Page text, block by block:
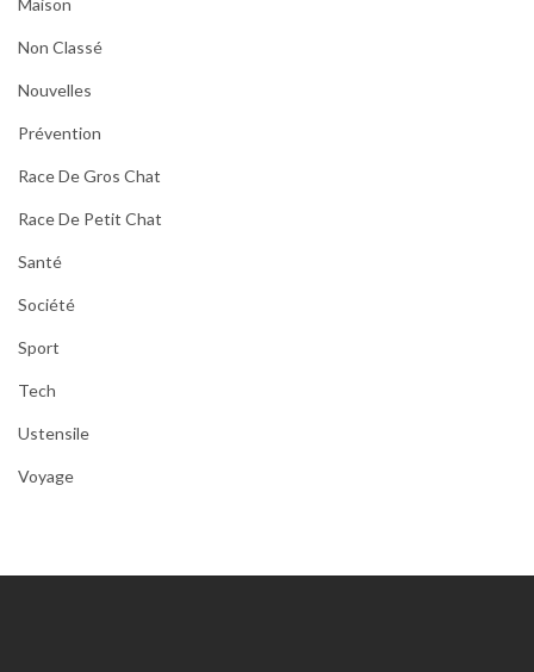
Maison
Non Classé
Nouvelles
Prévention
Race De Gros Chat
Race De Petit Chat
Santé
Société
Sport
Tech
Ustensile
Voyage